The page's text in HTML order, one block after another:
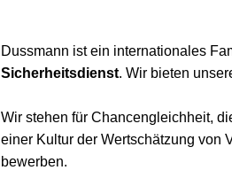
Dussmann ist ein internationales
Sicherheitsdienst. Wir bieten
Wir stehen für Chancengleichheit,
einer Kultur der Wertschätzung von
bewerben.